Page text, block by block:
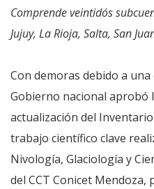
Comprende veintidós
Jujuy, La Rioja, Salta, San
Con demoras debido a
Gobierno nacional aprobó
actualización del
trabajo científico clave
Nivología, Glaciología y
del CCT Conicet Mendoza,